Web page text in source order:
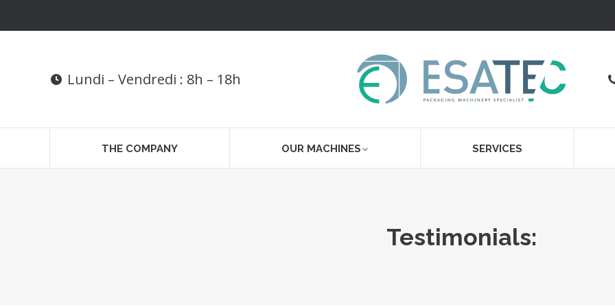
Lundi – Vendredi : 8h – 18h
THE COMPANY OUR MACHINES SERVICES
Testimonials: